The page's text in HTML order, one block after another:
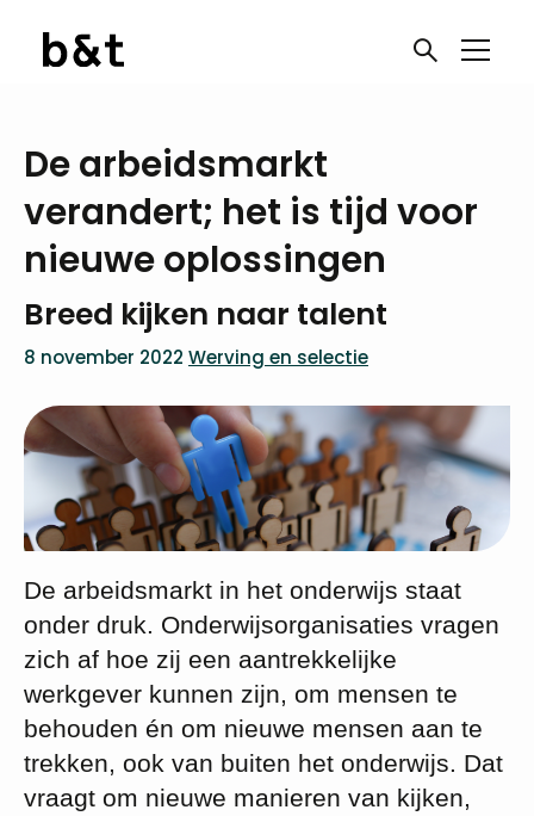
De arbeidsmarkt
verandert; het is tijd voor
nieuwe oplossingen
Breed kijken naar talent
8 november 2022 Werving en selectie
De arbeidsmarkt in het onderwijs staat
onder druk. Onderwijsorganisaties vragen
zich af hoe zij een aantrekkelijke
werkgever kunnen zijn, om mensen te
behouden én om nieuwe mensen aan te
trekken, ook van buiten het onderwijs. Dat
vraagt om nieuwe manieren van kijken,